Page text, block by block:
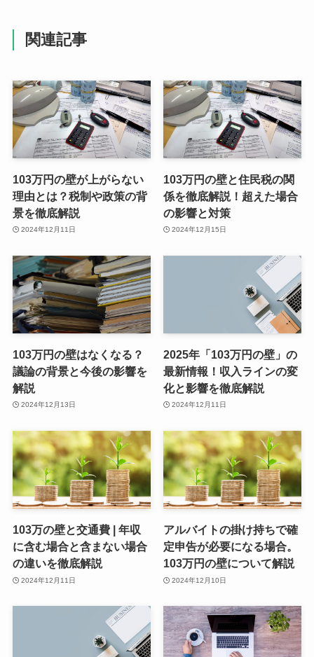
関連記事
103万円の壁が上がらない
理由とは？税制や政策の背
景を徹底解説
2024年12月11日
103万円の壁と住民税の関
係を徹底解説！超えた場合
の影響と対策
2024年12月15日
103万円の壁はなくなる？
議論の背景と今後の影響を
解説
2024年12月13日
2025年「103万円の壁」の
最新情報！収入ラインの変
化と影響を徹底解説
2024年12月11日
103万の壁と交通費 | 年収
に含む場合と含まない場合
の違いを徹底解説
2024年12月11日
アルバイトの掛け持ちで確
定申告が必要になる場合。
103万円の壁について解説
2024年12月10日